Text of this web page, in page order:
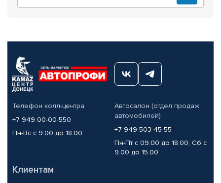
Телефон колл-центра
+7 949 00-00-550
Пн-Вс с 9.00 до 18.00
Автосалон (отдел продаж
автомобилей)
+7 949 503-45-55
Пн-Пт с 09.00 до 18.00, Сб с
9.00 до 15.00
Клиентам